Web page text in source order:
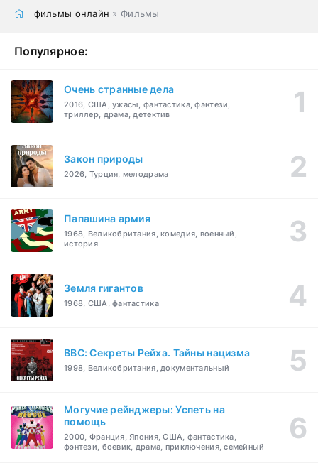
фильмы онлайн » Фильмы
Популярное:
Очень странные дела
2016, США, ужасы, фантастика, фэнтези,
триллер, драма, детектив
Закон природы
2026, Турция, мелодрама
Папашина армия
1968, Великобритания, комедия, военный,
история
Земля гигантов
1968, США, фантастика
BBC: Секреты Рейха. Тайны нацизма
1998, Великобритания, документальный
Могучие рейнджеры: Успеть на
помощь
2000, Франция, Япония, США, фантастика,
фэнтези, боевик, драма, приключения, семейный